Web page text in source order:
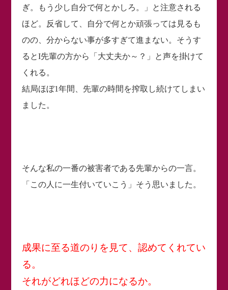
ぎ。もう少し自分で何とかしろ。」と注意される
ほど。反省して、自分で何とか頑張っては見るも
のの、分からない事が多すぎて進まない。そうす
るとI先輩の方から「大丈夫か～？」と声を掛けて
くれる。
結局ほぼ1年間、先輩の時間を搾取し続けてしまい
ました。
そんな私の一番の被害者である先輩からの一言。
「この人に一生付いていこう」そう思いました。
成果に至る道のりを見て、認めてくれてい
る。
それがどれほどの力になるか。